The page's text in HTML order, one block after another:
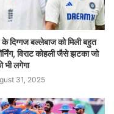
दिग्गज बल्लेबाज को मिली बहुत
विराट कोहली जैसे झटका जो
भी लगेगा
31, 2025